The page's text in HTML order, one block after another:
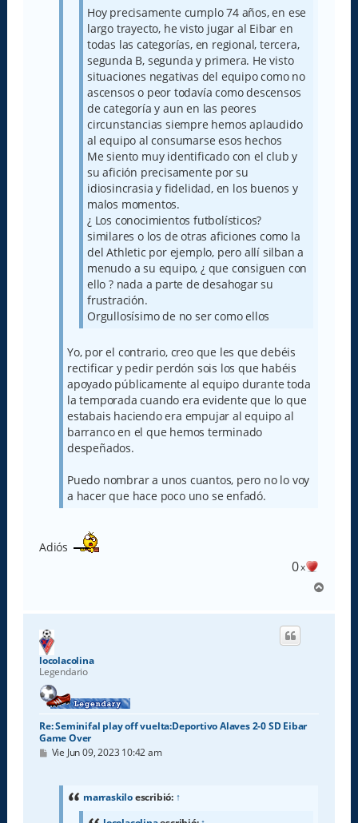
Hoy precisamente cumplo 74 años, en ese
largo trayecto, he visto jugar al Eibar en
todas las categorías, en regional, tercera,
segunda B, segunda y primera. He visto
situaciones negativas del equipo como no
ascensos o peor todavía como descensos
de categoría y aun en las peores
circunstancias siempre hemos aplaudido
al equipo al consumarse esos hechos
Me siento muy identificado con el club y
su afición precisamente por su
idiosincrasia y fidelidad, en los buenos y
malos momentos.
¿ Los conocimientos futbolísticos?
similares o los de otras aficiones como la
del Athletic por ejemplo, pero allí silban a
menudo a su equipo, ¿ que consiguen con
ello ? nada a parte de desahogar su
frustración.
Orgullosísimo de no ser como ellos
Yo, por el contrario, creo que les que debéis
rectificar y pedir perdón sois los que habéis
apoyado públicamente al equipo durante toda
la temporada cuando era evidente que lo que
estabais haciendo era empujar al equipo al
barranco en el que hemos terminado
despeñados.
Puedo nombrar a unos cuantos, pero no lo voy
a hacer que hace poco uno se enfadó.
Adiós
0x
r
locolacolina
Legendario
Re: Seminifal play off vuelta:Deportivo Alaves 2-0 SD Eibar
Game Over
M
Vie Jun 09, 2023 10:42 am
marraskiloescribió: ↑